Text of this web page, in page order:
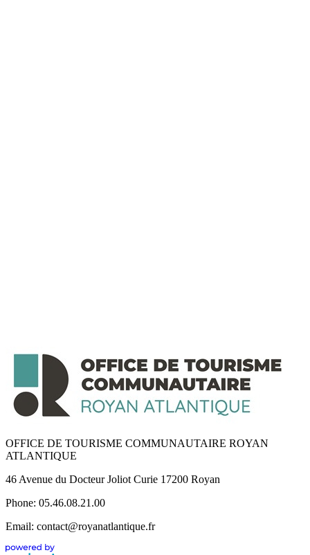
OFFICE DE TOURISME COMMUNAUTAIRE ROYAN
ATLANTIQUE
46 Avenue du Docteur Joliot Curie 17200 Royan
Phone: 05.46.08.21.00
Email: contact@royanatlantique.fr